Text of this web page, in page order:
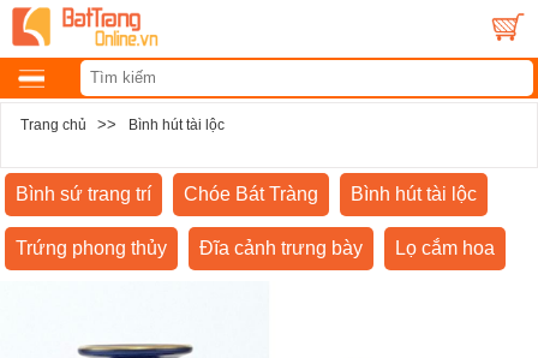
Trang chủ >> Bình hút tài lộc
Bình sứ trang trí Chóe Bát Tràng Bình hút tài lộc
Trứng phong thủy Đĩa cảnh trưng bày Lọ cắm hoa